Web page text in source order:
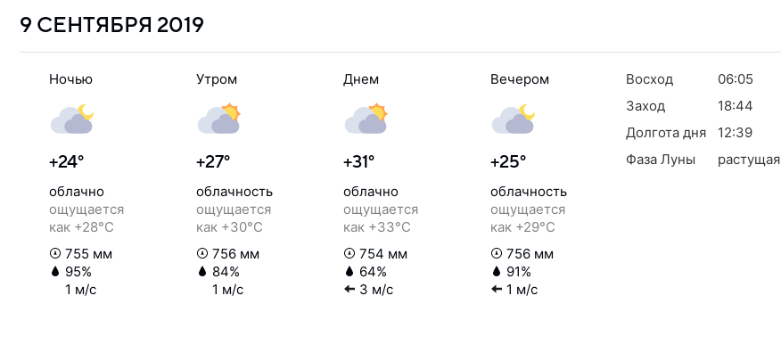
9 СЕНТЯБРЯ 2019
Ночью
+24°
облачно
ощущается
как +28°C
755 мм
95%
1 м/с
Утром
+27°
облачность
ощущается
как +30°C
756 мм
84%
1 м/с
Днем
+31°
облачно
ощущается
как +33°C
754 мм
64%
3 м/с
Вечером
+25°
облачность
ощущается
как +29°C
756 мм
91%
1 м/с
Восход
06:05
Заход
18:44
Долгота дня
12:39
Фаза Луны
растущая